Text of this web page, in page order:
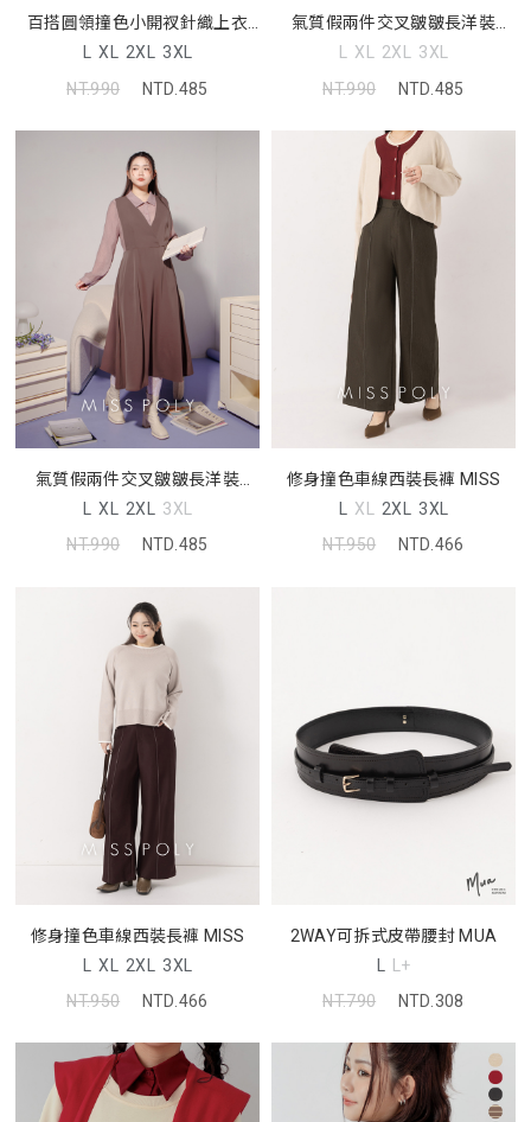
百搭圓領撞色小開衩針織上衣
MISS
L XL 2XL 3XL
NT.990
NTD.485
氣質假兩件交叉皺皺長洋裝
MISS
L XL 2XL 3XL
NT.990
NTD.485
氣質假兩件交叉皺皺長洋裝
MISS
L XL 2XL 3XL
NT.990
NTD.485
修身撞色車線西裝長褲 MISS
L XL 2XL 3XL
NT.950
NTD.466
修身撞色車線西裝長褲 MISS
L XL 2XL 3XL
NT.950
NTD.466
2WAY可拆式皮帶腰封 MUA
L L+
NT.790
NTD.308